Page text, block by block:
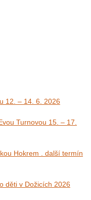
12. – 14. 6. 2026
15. – 17.
Hokrem . další termín
děti v Dožicích 2026